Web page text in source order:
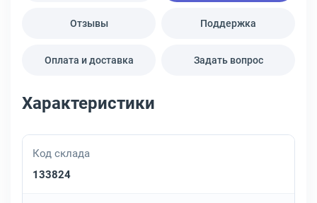
Отзывы Поддержка
Оплата и доставка Задать вопрос
Характеристики
Код склада
133824